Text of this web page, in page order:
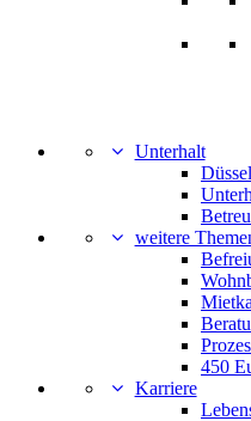
Unterhalt
weitere
450
Karriere